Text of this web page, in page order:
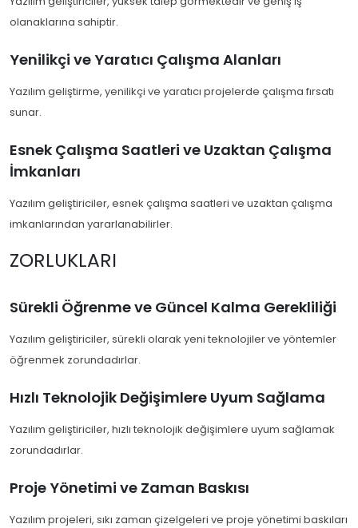
olanaklarına sahiptir.
Yenilikçi ve Yaratıcı Çalışma Alanları
Yazılım geliştirme, yenilikçi ve yaratıcı projelerde çalışma fırsatı
sunar.
Esnek Çalışma Saatleri ve Uzaktan Çalışma
İmkanları
Yazılım geliştiriciler, esnek çalışma saatleri ve uzaktan çalışma
imkanlarından yararlanabilirler.
ZORLUKLARI
Sürekli Öğrenme ve Güncel Kalma Gerekliliği
Yazılım geliştiriciler, sürekli olarak yeni teknolojiler ve yöntemler
öğrenmek zorundadırlar.
Hızlı Teknolojik Değişimlere Uyum Sağlama
Yazılım geliştiriciler, hızlı teknolojik değişimlere uyum sağlamak
zorundadırlar.
Proje Yönetimi ve Zaman Baskısı
Yazılım projeleri, sıkı zaman çizelgeleri ve proje yönetimi baskıları